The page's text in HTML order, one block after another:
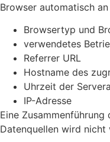
Browser automatisch
Browsertyp und
verwendetes
Referrer URL
Hostname des
Uhrzeit der
IP-Adresse
Eine
Datenquellen wird nicht